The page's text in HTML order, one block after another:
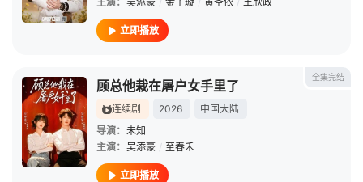
立即播放
全集完结
顾总他栽在屠户女手里了
连续剧 2026
中国大陆
导演： 未知
主演： 吴添豪 / 至春禾
立即播放